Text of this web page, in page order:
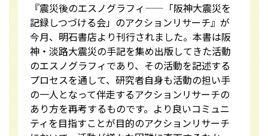
『震災後のエスノグラフィ——「阪神大震災を
記録しつづける会」のアクションリサーチ』が
今月、明石書店より刊行されました。本書は阪
神・淡路大震災の手記を集め出版してきた活動
のエスノグラフィであり、その活動を記述する
プロセスを通して、研究者自身も活動の担い手
の一人となって伴走するアクションリサーチの
あり方を再考するものです。より良いコミュニ
ティを目指すことが目的のアクションリサーチ